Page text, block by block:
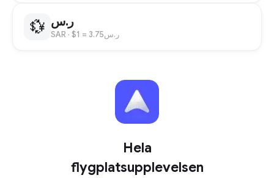
💱 ر.س
SAR · $1 = ر.س3.75
Hela
flygplatsupplevelsen